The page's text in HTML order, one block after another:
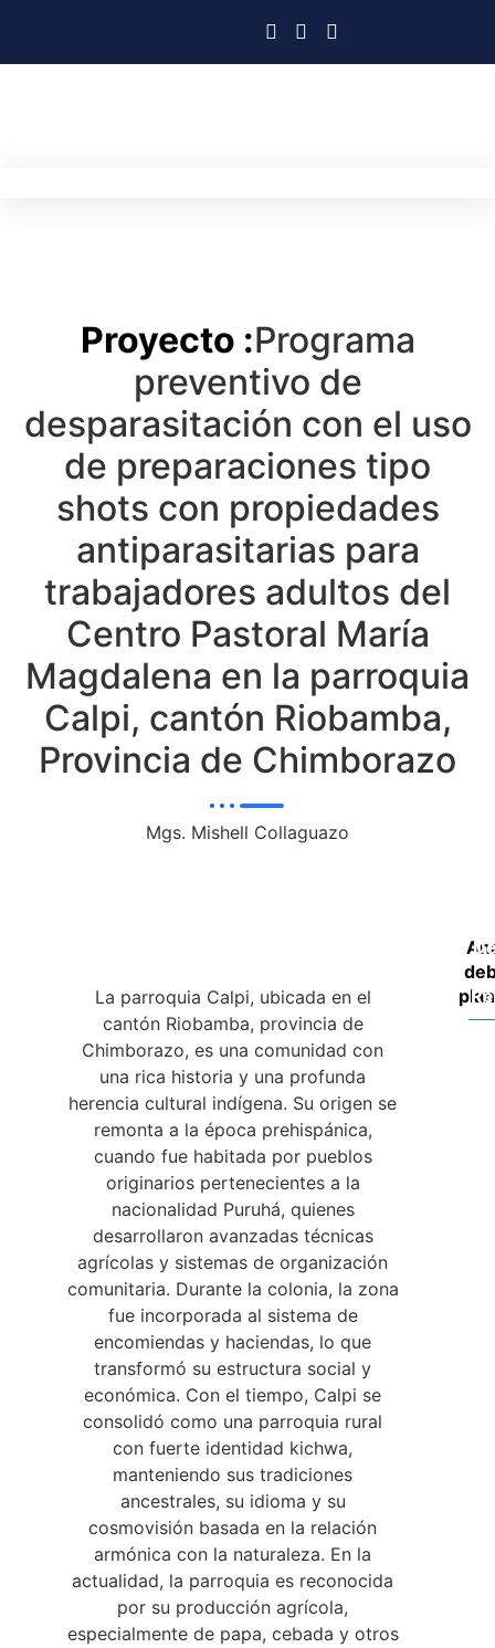
Proyecto :Programa
preventivo de
desparasitación con el uso
de preparaciones tipo
shots con propiedades
antiparasitarias para
trabajadores adultos del
Centro Pastoral María
Magdalena en la parroquia
Calpi, cantón Riobamba,
Provincia de Chimborazo
Mgs. Mishell Collaguazo
La parroquia Calpi, ubicada en el
cantón Riobamba, provincia de
Chimborazo, es una comunidad con
una rica historia y una profunda
herencia cultural indígena. Su origen se
remonta a la época prehispánica,
cuando fue habitada por pueblos
originarios pertenecientes a la
nacionalidad Puruhá, quienes
desarrollaron avanzadas técnicas
agrícolas y sistemas de organización
comunitaria. Durante la colonia, la zona
fue incorporada al sistema de
encomiendas y haciendas, lo que
transformó su estructura social y
económica. Con el tiempo, Calpi se
consolidó como una parroquia rural
con fuerte identidad kichwa,
manteniendo sus tradiciones
ancestrales, su idioma y su
cosmovisión basada en la relación
armónica con la naturaleza. En la
actualidad, la parroquia es reconocida
por su producción agrícola,
especialmente de papa, cebada y otros